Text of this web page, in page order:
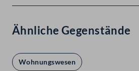
Ähnliche Gegenstände
Wohnungswesen